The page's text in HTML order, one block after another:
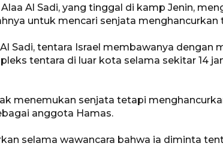
Al Sadi, yang tinggal di kamp Jenin,
untuk mencari senjata menghancurkan
Sadi, tentara Israel membawanya dengan
tentara di luar kota selama sekitar 14
menemukan senjata tetapi
anggota Hamas.
selama wawancara bahwa ia diminta
2026-08-